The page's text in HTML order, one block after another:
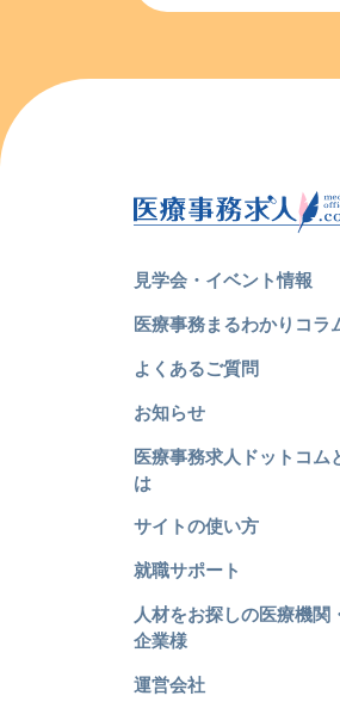
見学会・イベント情報
医療事務まるわかりコラ
よくあるご質問
お知らせ
医療事務求人ドットコム
は
サイトの使い方
就職サポート
人材をお探しの医療機関
企業様
運営会社